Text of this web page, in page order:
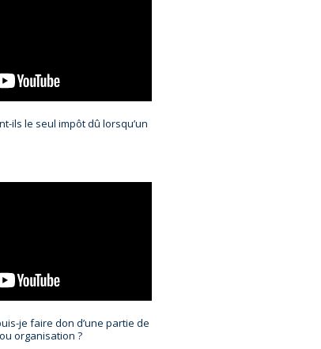
ils le seul impôt dû lorsqu’un
je faire don d’une partie de
organisation ?